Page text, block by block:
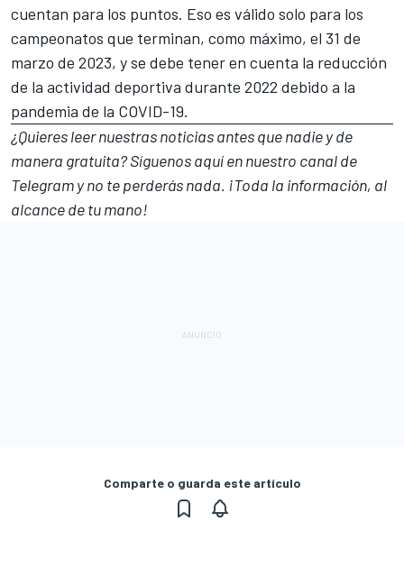
cuentan para los puntos. Eso es válido solo para los
campeonatos que terminan, como máximo, el 31 de
marzo de 2023, y se debe tener en cuenta la reducción
de la actividad deportiva durante 2022 debido a la
pandemia de la COVID-19.
¿Quieres leer nuestras noticias antes que nadie y de
manera gratuita? Síguenosaquí en nuestro canal de
Telegramy no te perderás nada. ¡Toda la información, al
alcance de tu mano!
Comparte o guarda este artículo